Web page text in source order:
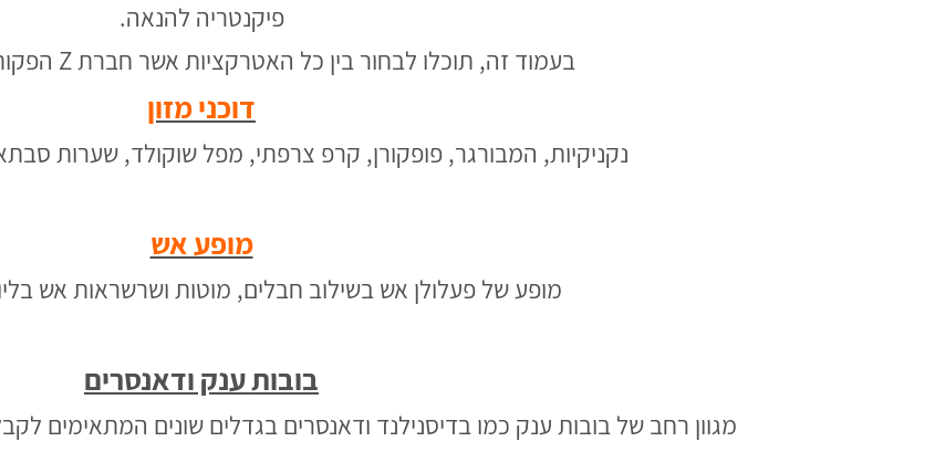
פיקנטריה להנאה.
בעמוד זה, תוכלו לבחור בין כל האטרקציות אשר חברת Z הפקות מציעה לאירועים:
דוכני מזון
נקניקיות, המבורגר, פופקורן, קרפ צרפתי, מפל שוקולד, שערות
מופע אש
מופע של פעלולן אש בשילוב חבלים, מוטות ושרשראות אש
בובות ענק ודאנסרים
מגוון רחב של בובות ענק כמו בדיסנילנד ודאנסרים בגדלים שונים המתאימים